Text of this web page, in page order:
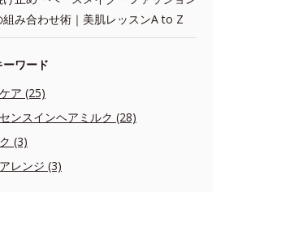
組み合わせ術｜美肌レッスンA to Z
ワード
ア (25)
ンスインヘアミルク (28)
(3)
レンジ (3)